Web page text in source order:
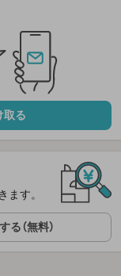
取る
ます。
（無料）